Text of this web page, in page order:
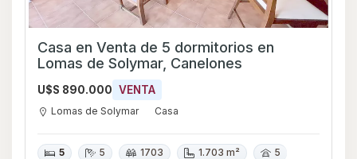
Casa en Venta de 5 dormitorios en
Lomas de Solymar, Canelones
U$S 890.000 VENTA
Lomas de Solymar Casa
5 5 1703 1.703 m² 5